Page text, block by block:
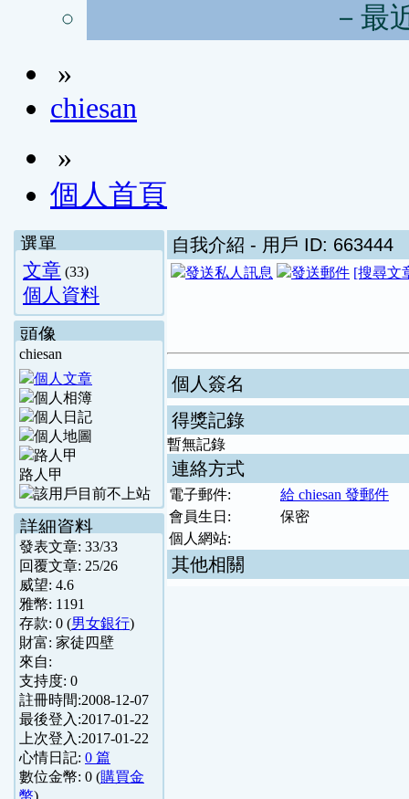
－最
»
chiesan
»
個人首頁
選單
文章 (33)
個人資料
頭像
chiesan
路人甲
詳細資料
發表文章: 33/33
回覆文章: 25/26
威望: 4.6
雅幣: 1191
存款: 0 (男女銀行)
財富: 家徒四壁
來自:
支持度: 0
註冊時間:2008-12-07
最後登入:2017-01-22
上次登入:2017-01-22
心情日記: 0 篇
數位金幣: 0 (購買金
幣)
自我介紹 - 用戶 ID: 663444
[搜尋文
個人簽名
得獎記錄
暫無記錄
連絡方式
電子郵件:
給 chiesan 發郵件
會員生日:
保密
個人網站:
其他相關